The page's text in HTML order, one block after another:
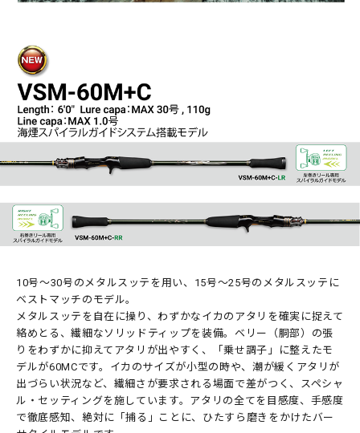
10号～30号のメタルスッテを用い、15号～25号のメタルスッテに
ベストマッチのモデル。
メタルスッテを自在に操り、わずかなイカのアタリを確実に捉えて
絡めとる、繊細なソリッドティップを装備。ベリー（胴部）の張
りをわずかに抑えてアタリが出やすく、「乗せ調子」に整えたモ
デルが60MCです。イカのサイズが小型の時や、潮が緩くアタリが
出づらい状況など、繊細さが要求される場面で差がつく、スペシャ
ル・セッティングを施しています。アタリの全てを目感度、手感度
で徹底感知、絶対に「捕る」ことに、ひたすら磨きをかけたバー